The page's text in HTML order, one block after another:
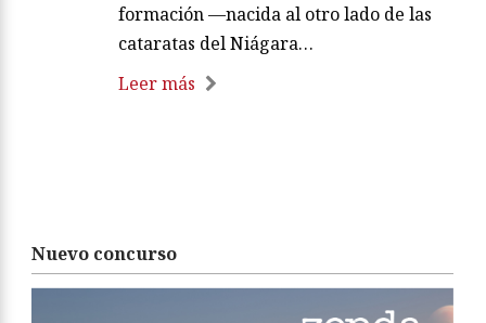
formación —nacida al otro lado de las
cataratas del Niágara…
Leer más
Nuevo concurso